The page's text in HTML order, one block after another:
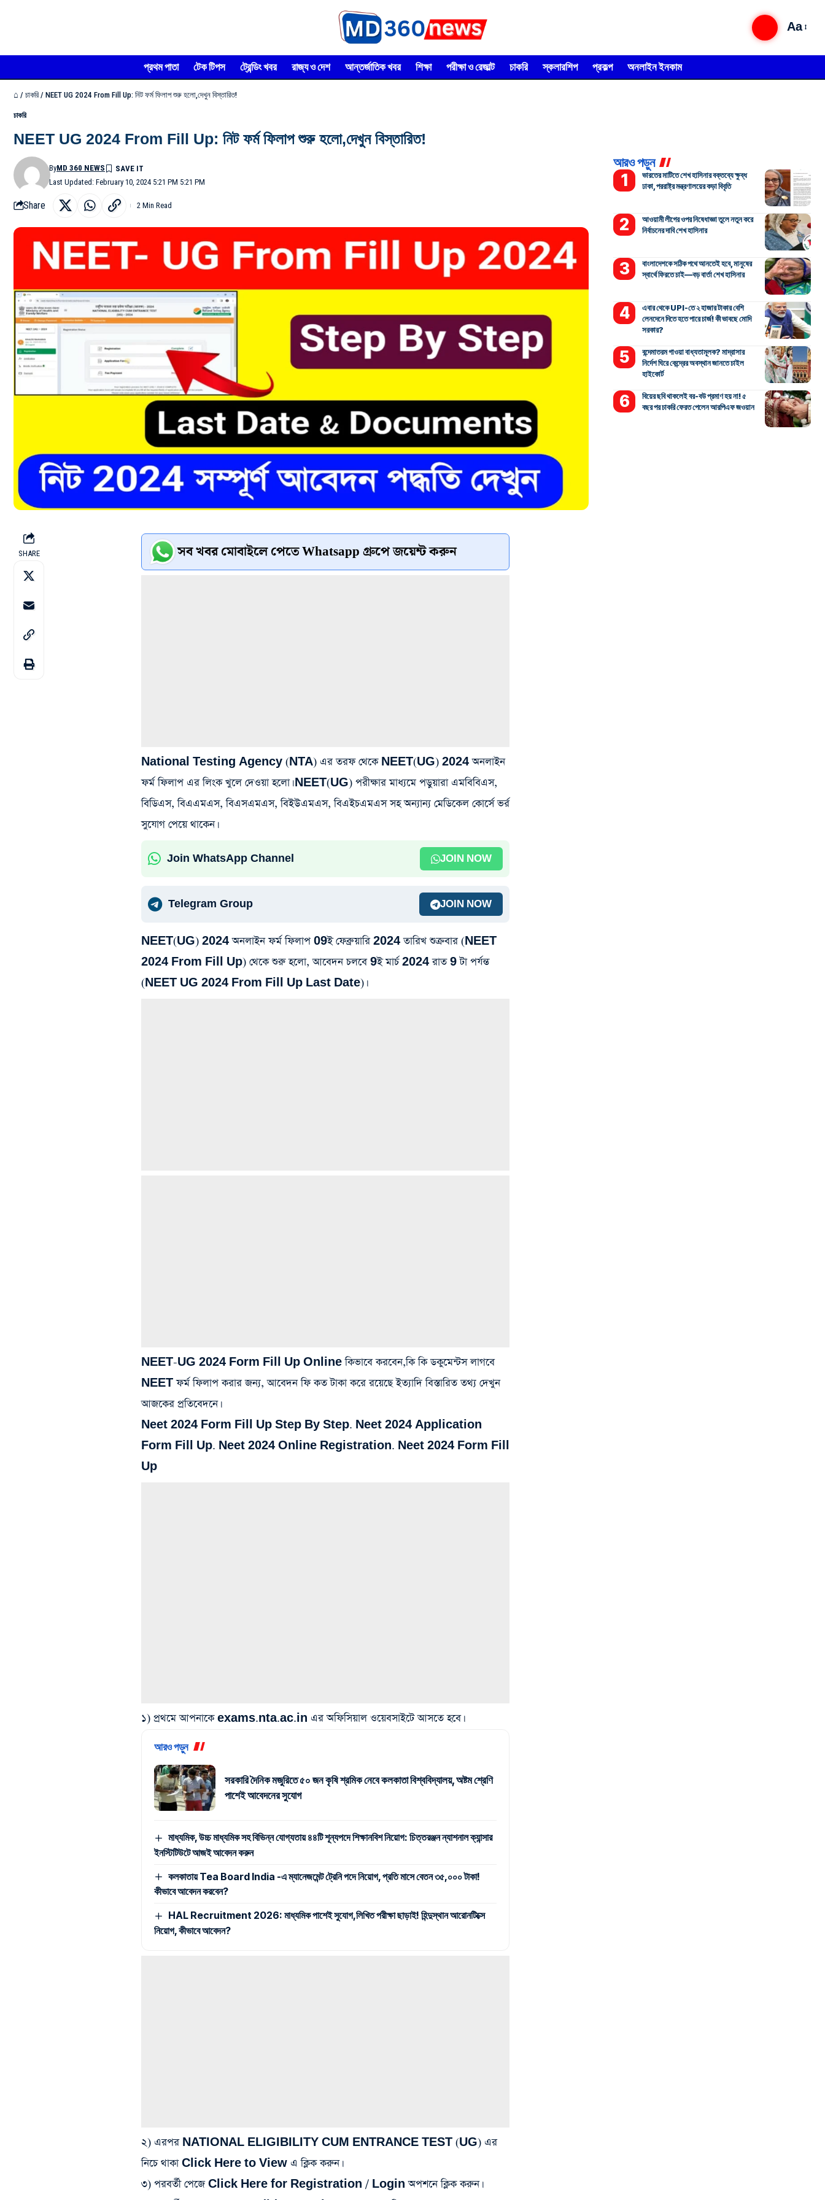
Aa
প্রথম পাতা টেক টিপস ট্রেন্ডিং খবর রাজ্য ও দেশ আন্তর্জাতিক খবর শিক্ষা পরীক্ষা ও রেজাল্ট চাকরি স্কলারশিপ প্রকল্প অনলাইন ইনকাম
⌂ / চাকরি / NEET UG 2024 From Fill Up: নিট ফর্ম ফিলাপ শুরু হলো,দেখুন বিস্তারিত!
চাকরি
NEET UG 2024 From Fill Up: নিট ফর্ম ফিলাপ শুরু হলো,দেখুন বিস্তারিত!
Last Updated: February 10, 2024 5:21 PM 5:21 PM
ByMD 360 NEWS
Share 2 Min Read
SHARE সব খবর মোবাইলে পেতে Whatsapp গ্রুপে জয়েন্ট করুন
National Testing Agency (NTA) এর তরফ থেকে NEET(UG) 2024 অনলাইন
ফর্ম ফিলাপ এর লিংক খুলে দেওয়া হলো। NEET(UG) পরীক্ষার মাধ্যমে পড়ুয়ারা এমবিবিএস,
বিডিএস, বিএএমএস, বিএসএমএস, বিইউএমএস, বিএইচএমএস সহ অন্যান্য মেডিকেল কোর্সে ভর্র
সুযোগ পেয়ে থাকেন।
Join WhatsApp Channel JOIN NOW
Telegram Group JOIN NOW
NEET(UG) 2024 অনলাইন ফর্ম ফিলাপ 09ই ফেব্রুয়ারি 2024 তারিখ শুক্রবার (NEET
2024 From Fill Up) থেকে শুরু হলো, আবেদন চলবে 9ই মার্চ 2024 রাত 9 টা পর্যন্ত
(NEET UG 2024 From Fill Up Last Date)।
NEET-UG 2024 Form Fill Up Online কিভাবে করবেন,কি কি ডকুমেন্টস লাগবে
NEET ফর্ম ফিলাপ করার জন্য, আবেদন ফি কত টাকা করে রয়েছে ইত্যাদি বিস্তারিত তথ্য দেখুন
আজকের প্রতিবেদনে।
Neet 2024 Form Fill Up Step By Step. Neet 2024 Application
Form Fill Up. Neet 2024 Online Registration. Neet 2024 Form Fill
Up
১) প্রথমে আপনাকে exams.nta.ac.in এর অফিসিয়াল ওয়েবসাইটে আসতে হবে।
আরও পড়ুন
সরকারি দৈনিক মজুরিতে ৫০ জন কৃষি শ্রমিক নেবে কলকাতা বিশ্ববিদ্যালয়, অষ্টম শ্রেণি
পাশেই আবেদনের সুযোগ
মাধ্যমিক, উচ্চ মাধ্যমিক সহ বিভিন্ন যোগ্যতায় ৪৪টি শূন্যপদে শিক্ষানবিশ নিয়োগ: চিত্তরঞ্জন ন্যাশনাল ক্যান্সার
ইনস্টিটিউটে আজই আবেদন করুন
কলকাতায় Tea Board India -এ ম্যানেজমেন্ট ট্রেনি পদে নিয়োগ, প্রতি মাসে বেতন ৩৫,০০০ টাকা!
কীভাবে আবেদন করবেন?
HAL Recruitment 2026: মাধ্যমিক পাশেই সুযোগ,লিখিত পরীক্ষা ছাড়াই! হিন্দুস্থান আরোনটিক্সে
নিয়োগ, কীভাবে আবেদন?
২) এরপর NATIONAL ELIGIBILITY CUM ENTRANCE TEST (UG) এর
নিচে থাকা Click Here to View এ ক্লিক করুন।
৩) পরবর্তী পেজে Click Here for Registration / Login অপশনে ক্লিক করুন।
আরও পড়ুন
ভারতের মাটিতে শেখ হাসিনার বক্তব্যে ক্ষুব্ধ
ঢাকা, পররাষ্ট্র মন্ত্রণালয়ের কড়া বিবৃতি
আওয়ামী লীগের ওপর নিষেধাজ্ঞা তুলে নতুন করে
নির্বাচনের দাবি শেখ হাসিনার
বাংলাদেশকে সঠিক পথে আনতেই হবে, মানুষের
স্বার্থে ফিরতে চাই—বড় বার্তা শেখ হাসিনার
এবার থেকে UPI-তে ২ হাজার টাকার বেশি
লেনদেনে দিতে হতে পারে চার্জ! কী ভাবছে মোদি
সরকার?
বন্দেমাতরম গাওয়া বাধ্যতামূলক? মাদ্রাসার
নির্দেশ ঘিরে কেন্দ্রের অবস্থান জানতে চাইল
হাইকোর্ট
বিয়ের ছবি থাকলেই বর-বউ প্রমাণ হয় না! ৫
বছর পর চাকরি ফেরত পেলেন আরপিএফ জওয়ান